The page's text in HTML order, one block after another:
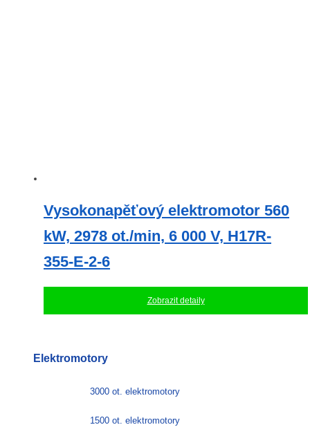
Vysokonapěťový elektromotor 560
kW, 2978 ot./min, 6 000 V, H17R-
355-E-2-6
Zobrazit detaily
Elektromotory
3000 ot. elektromotory
1500 ot. elektromotory